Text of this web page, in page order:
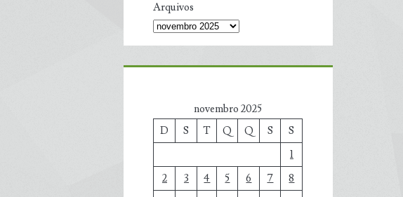
Arquivos
novembro 2025
D
S T Q Q S
S
1
2
3 4 5 6 7
8